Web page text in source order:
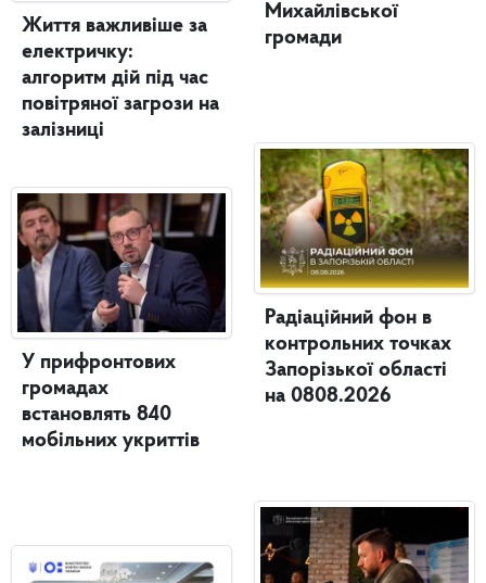
Життя важливіше за
електричку:
алгоритм дій під час
повітряної загрози на
залізниці
У прифронтових
громадах
встановлять 840
мобільних укриттів
Михайлівської
громади
Радіаційний фон в
контрольних точках
Запорізької області
на 0808.2026